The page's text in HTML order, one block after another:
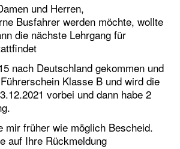
und Herren,
Busfahrer werden möchte, wollte
die nächste Lehrgang für
nach Deutschland gekommen und
Klasse B und wird die
vorbei und dann habe 2
mir früher wie möglich Bescheid.
auf Ihre Rückmeldung